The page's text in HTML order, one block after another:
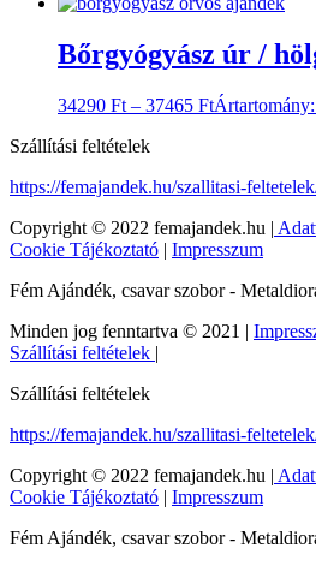
Bőrgyógyász úr /
34290 Ft – 37465 Ft
Szállítási feltételek
https://femajandek.hu/szallitasi-
Copyright © 2022 femajandek.hu |
Cookie Tájékoztató | Impresszum
Fém Ajándék, csavar szobor -
Minden jog fenntartva © 2021 |
Szállítási feltételek |
Szállítási feltételek
https://femajandek.hu/szallitasi-
Copyright © 2022 femajandek.hu |
Cookie Tájékoztató | Impresszum
Fém Ajándék, csavar szobor -